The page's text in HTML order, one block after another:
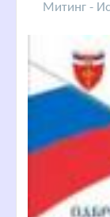
Митинг -